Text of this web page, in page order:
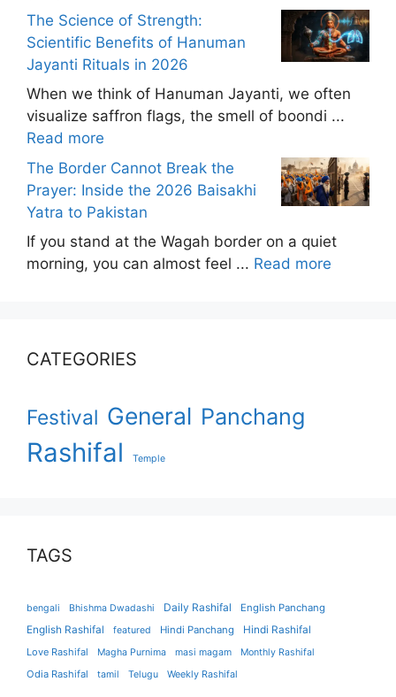
The Science of Strength:
Scientific Benefits of Hanuman
Jayanti Rituals in 2026
When we think of Hanuman Jayanti, we often
visualize saffron flags, the smell of boondi ...
Read more
The Border Cannot Break the
Prayer: Inside the 2026 Baisakhi
Yatra to Pakistan
If you stand at the Wagah border on a quiet
morning, you can almost feel ... Read more
CATEGORIES
Festival General Panchang
Rashifal Temple
TAGS
bengali Bhishma Dwadashi Daily Rashifal
English Panchang
English Rashifal
featured Hindi Panchang
Hindi Rashifal
Love Rashifal
Magha Purnima masi magam Monthly Rashifal
Odia Rashifal tamil Telugu Weekly Rashifal